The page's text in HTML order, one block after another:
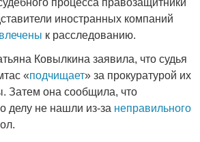
процесса правозащитники
иностранных компаний
к расследованию.
Ковылкина заявила, что судья
«подчищает» за прокуратурой их
Затем она сообщила, что
делу не нашли из-за неправильного